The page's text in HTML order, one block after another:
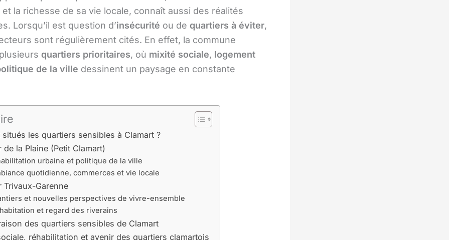
la richesse de sa vie locale, connaît aussi des réalités
Lorsqu’il est question d’insécurité ou de quartiers à éviter,
sont régulièrement cités. En effet, la commune
quartiers prioritaires, où mixité sociale, logement
de la ville dessinent un paysage en constante
situés les quartiers sensibles à Clamart ?
de la Plaine (Petit Clamart)
urbaine et politique de la ville
quotidienne, commerces et vie locale
Trivaux-Garenne
et nouvelles perspectives de vivre-ensemble
et regard des riverains
des quartiers sensibles de Clamart
réhabilitation et avenir des quartiers clamartois